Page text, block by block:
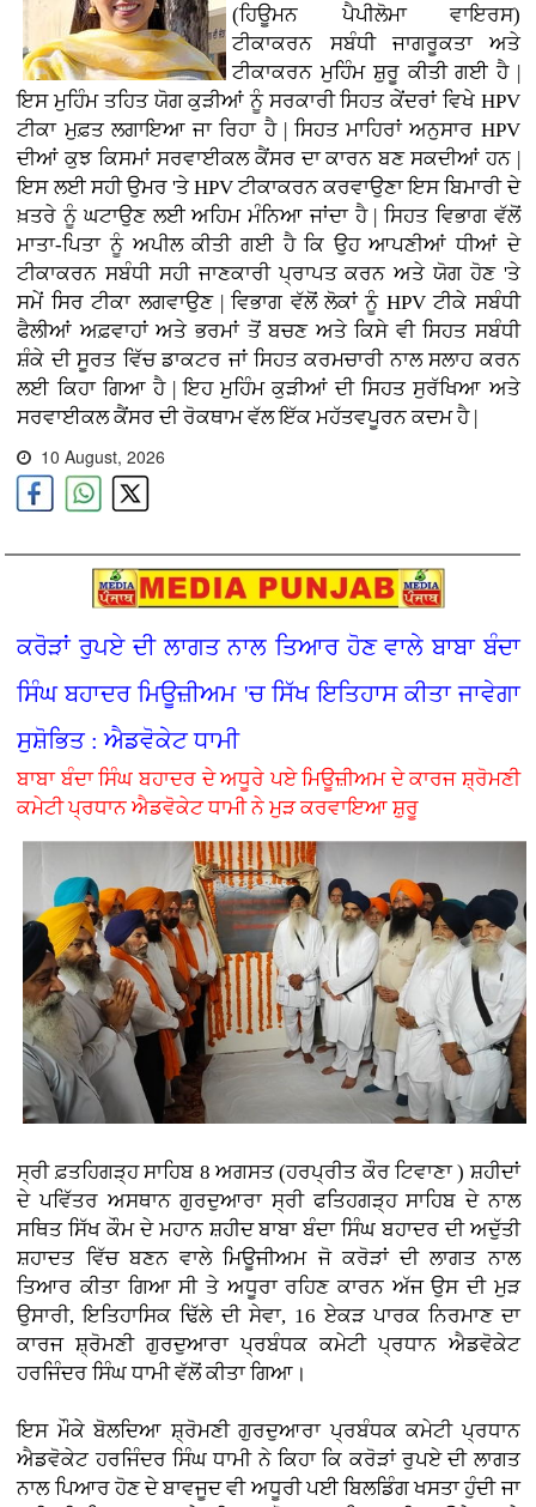
(ਹਿਊਮਨ ਪੈਪੀਲੋਮਾ ਵਾਇਰਸ)
ਟੀਕਾਕਰਨ ਸਬੰਧੀ ਜਾਗਰੂਕਤਾ ਅਤੇ
ਟੀਕਾਕਰਨ ਮੁਹਿੰਮ ਸ਼ੁਰੂ ਕੀਤੀ ਗਈ ਹੈ |
ਇਸ ਮੁਹਿੰਮ ਤਹਿਤ ਯੋਗ ਕੁੜੀਆਂ ਨੂੰ ਸਰਕਾਰੀ ਸਿਹਤ ਕੇਂਦਰਾਂ ਵਿਖੇ HPV
ਟੀਕਾ ਮੁਫ਼ਤ ਲਗਾਇਆ ਜਾ ਰਿਹਾ ਹੈ | ਸਿਹਤ ਮਾਹਿਰਾਂ ਅਨੁਸਾਰ HPV
ਦੀਆਂ ਕੁਝ ਕਿਸਮਾਂ ਸਰਵਾਈਕਲ ਕੈਂਸਰ ਦਾ ਕਾਰਨ ਬਣ ਸਕਦੀਆਂ ਹਨ |
ਇਸ ਲਈ ਸਹੀ ਉਮਰ 'ਤੇ HPV ਟੀਕਾਕਰਨ ਕਰਵਾਉਣਾ ਇਸ ਬਿਮਾਰੀ ਦੇ
ਖ਼ਤਰੇ ਨੂੰ ਘਟਾਉਣ ਲਈ ਅਹਿਮ ਮੰਨਿਆ ਜਾਂਦਾ ਹੈ | ਸਿਹਤ ਵਿਭਾਗ ਵੱਲੋਂ
ਮਾਤਾ-ਪਿਤਾ ਨੂੰ ਅਪੀਲ ਕੀਤੀ ਗਈ ਹੈ ਕਿ ਉਹ ਆਪਣੀਆਂ ਧੀਆਂ ਦੇ
ਟੀਕਾਕਰਨ ਸਬੰਧੀ ਸਹੀ ਜਾਣਕਾਰੀ ਪ੍ਰਾਪਤ ਕਰਨ ਅਤੇ ਯੋਗ ਹੋਣ 'ਤੇ
ਸਮੇਂ ਸਿਰ ਟੀਕਾ ਲਗਵਾਉਣ | ਵਿਭਾਗ ਵੱਲੋਂ ਲੋਕਾਂ ਨੂੰ HPV ਟੀਕੇ ਸਬੰਧੀ
ਫੈਲੀਆਂ ਅਫ਼ਵਾਹਾਂ ਅਤੇ ਭਰਮਾਂ ਤੋਂ ਬਚਣ ਅਤੇ ਕਿਸੇ ਵੀ ਸਿਹਤ ਸਬੰਧੀ
ਸ਼ੰਕੇ ਦੀ ਸੂਰਤ ਵਿੱਚ ਡਾਕਟਰ ਜਾਂ ਸਿਹਤ ਕਰਮਚਾਰੀ ਨਾਲ ਸਲਾਹ ਕਰਨ
ਲਈ ਕਿਹਾ ਗਿਆ ਹੈ | ਇਹ ਮੁਹਿੰਮ ਕੁੜੀਆਂ ਦੀ ਸਿਹਤ ਸੁਰੱਖਿਆ ਅਤੇ
ਸਰਵਾਈਕਲ ਕੈਂਸਰ ਦੀ ਰੋਕਥਾਮ ਵੱਲ ਇੱਕ ਮਹੱਤਵਪੂਰਨ ਕਦਮ ਹੈ |
10 August, 2026
ਕਰੋੜਾਂ ਰੁਪਏ ਦੀ ਲਾਗਤ ਨਾਲ ਤਿਆਰ ਹੋਣ ਵਾਲੇ ਬਾਬਾ ਬੰਦਾ
ਸਿੰਘ ਬਹਾਦਰ ਮਿਊਜ਼ੀਅਮ 'ਚ ਸਿੱਖ ਇਤਿਹਾਸ ਕੀਤਾ ਜਾਵੇਗਾ
ਸੁਸ਼ੋਭਿਤ : ਐਡਵੋਕੇਟ ਧਾਮੀ
ਬਾਬਾ ਬੰਦਾ ਸਿੰਘ ਬਹਾਦਰ ਦੇ ਅਧੂਰੇ ਪਏ ਮਿਊਜ਼ੀਅਮ ਦੇ ਕਾਰਜ ਸ਼੍ਰੋਮਣੀ
ਕਮੇਟੀ ਪ੍ਰਧਾਨ ਐਡਵੋਕੇਟ ਧਾਮੀ ਨੇ ਮੁੜ ਕਰਵਾਇਆ ਸ਼ੁਰੂ
ਸ੍ਰੀ ਫ਼ਤਹਿਗੜ੍ਹ ਸਾਹਿਬ 8 ਅਗਸਤ (ਹਰਪ੍ਰੀਤ ਕੌਰ ਟਿਵਾਣਾ ) ਸ਼ਹੀਦਾਂ
ਦੇ ਪਵਿੱਤਰ ਅਸਥਾਨ ਗੁਰਦੁਆਰਾ ਸ੍ਰੀ ਫਤਿਹਗੜ੍ਹ ਸਾਹਿਬ ਦੇ ਨਾਲ
ਸਥਿਤ ਸਿੱਖ ਕੌਮ ਦੇ ਮਹਾਨ ਸ਼ਹੀਦ ਬਾਬਾ ਬੰਦਾ ਸਿੰਘ ਬਹਾਦਰ ਦੀ ਅਦੁੱਤੀ
ਸ਼ਹਾਦਤ ਵਿੱਚ ਬਣਨ ਵਾਲੇ ਮਿਊਜੀਅਮ ਜੋ ਕਰੋੜਾਂ ਦੀ ਲਾਗਤ ਨਾਲ
ਤਿਆਰ ਕੀਤਾ ਗਿਆ ਸੀ ਤੇ ਅਧੂਰਾ ਰਹਿਣ ਕਾਰਨ ਅੱਜ ਉਸ ਦੀ ਮੁੜ
ਉਸਾਰੀ, ਇਤਿਹਾਸਿਕ ਢਿੱਲੇ ਦੀ ਸੇਵਾ, 16 ਏਕੜ ਪਾਰਕ ਨਿਰਮਾਣ ਦਾ
ਕਾਰਜ ਸ਼੍ਰੋਮਣੀ ਗੁਰਦੁਆਰਾ ਪ੍ਰਬੰਧਕ ਕਮੇਟੀ ਪ੍ਰਧਾਨ ਐਡਵੋਕੇਟ
ਹਰਜਿੰਦਰ ਸਿੰਘ ਧਾਮੀ ਵੱਲੋਂ ਕੀਤਾ ਗਿਆ।
ਇਸ ਮੌਕੇ ਬੋਲਦਿਆ ਸ਼੍ਰੋਮਣੀ ਗੁਰਦੁਆਰਾ ਪ੍ਰਬੰਧਕ ਕਮੇਟੀ ਪ੍ਰਧਾਨ
ਐਡਵੋਕੇਟ ਹਰਜਿੰਦਰ ਸਿੰਘ ਧਾਮੀ ਨੇ ਕਿਹਾ ਕਿ ਕਰੋੜਾਂ ਰੁਪਏ ਦੀ ਲਾਗਤ
ਨਾਲ ਪਿਆਰ ਹੋਣ ਦੇ ਬਾਵਜੂਦ ਵੀ ਅਧੂਰੀ ਪਈ ਬਿਲਡਿੰਗ ਖਸਤਾ ਹੁੰਦੀ ਜਾ